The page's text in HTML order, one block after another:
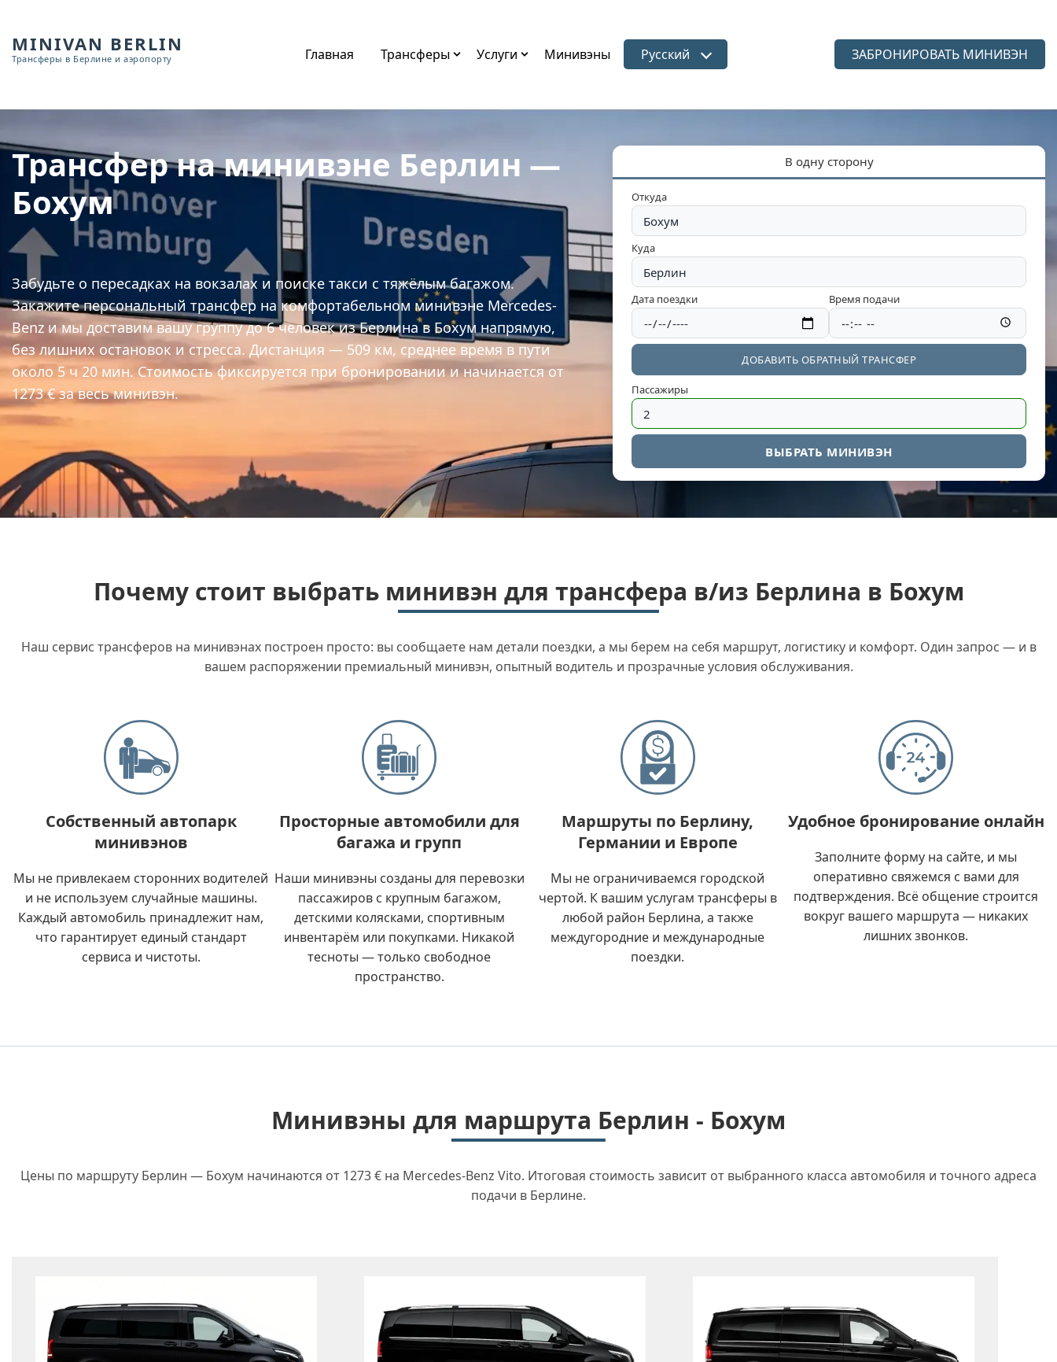
MINIVAN BERLIN
Трансферы в Берлине и аэропорту Главная Трансферы Услуги Минивэны Выбрать язык
Русский ЗАБРОНИРОВАТЬ МИНИВЭН
Трансфер на минивэне Берлин —
Бохум
Забудьте о пересадках на вокзалах и поиске такси с тяжёлым багажом.
Закажите персональный трансфер на комфортабельном минивэне Mercedes-
Benz и мы доставим вашу группу до 6 человек из Берлина в Бохум напрямую,
без лишних остановок и стресса. Дистанция — 509 км, среднее время в пути
около 5 ч 20 мин. Стоимость фиксируется при бронировании и начинается от
1273 € за весь минивэн.
В одну сторону
Откуда
Куда
Дата поездки Время подачи
ДОБАВИТЬ ОБРАТНЫЙ ТРАНСФЕР
Пассажиры
ВЫБРАТЬ МИНИВЭН
Почему стоит выбрать минивэн для трансфера в/из Берлина в Бохум
Наш сервис трансферов на минивэнах построен просто: вы сообщаете нам детали поездки, а мы берем на себя маршрут, логистику и комфорт. Один запрос — и в
вашем распоряжении премиальный минивэн, опытный водитель и прозрачные условия обслуживания.
Собственный автопарк
минивэнов
Мы не привлекаем сторонних водителей
и не используем случайные машины.
Каждый автомобиль принадлежит нам,
что гарантирует единый стандарт
сервиса и чистоты.
Просторные автомобили для
багажа и групп
Наши минивэны созданы для перевозки
пассажиров с крупным багажом,
детскими колясками, спортивным
инвентарём или покупками. Никакой
тесноты — только свободное
пространство.
Маршруты по Берлину,
Германии и Европе
Мы не ограничиваемся городской
чертой. К вашим услугам трансферы в
любой район Берлина, а также
междугородние и международные
поездки.
Удобное бронирование онлайн
Заполните форму на сайте, и мы
оперативно свяжемся с вами для
подтверждения. Всё общение строится
вокруг вашего маршрута — никаких
лишних звонков.
Минивэны для маршрута Берлин - Бохум
Цены по маршруту Берлин — Бохум начинаются от 1273 € на Mercedes-Benz Vito. Итоговая стоимость зависит от выбранного класса автомобиля и точного адреса
подачи в Берлине.